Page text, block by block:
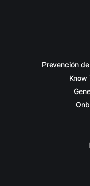
Prevención
Know